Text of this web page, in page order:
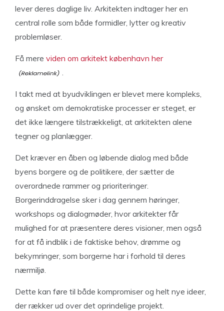
lever deres daglige liv. Arkitekten indtager her en
central rolle som både formidler, lytter og kreativ
problemløser.
Få mere viden om arkitekt københavn her
.
I takt med at byudviklingen er blevet mere kompleks,
og ønsket om demokratiske processer er steget, er
det ikke længere tilstrækkeligt, at arkitekten alene
tegner og planlægger.
Det kræver en åben og løbende dialog med både
byens borgere og de politikere, der sætter de
overordnede rammer og prioriteringer.
Borgerinddragelse sker i dag gennem høringer,
workshops og dialogmøder, hvor arkitekter får
mulighed for at præsentere deres visioner, men også
for at få indblik i de faktiske behov, drømme og
bekymringer, som borgerne har i forhold til deres
nærmiljø.
Dette kan føre til både kompromiser og helt nye ideer,
der rækker ud over det oprindelige projekt.